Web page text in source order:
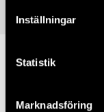
Inställningar
Statistik
Marknadsföring